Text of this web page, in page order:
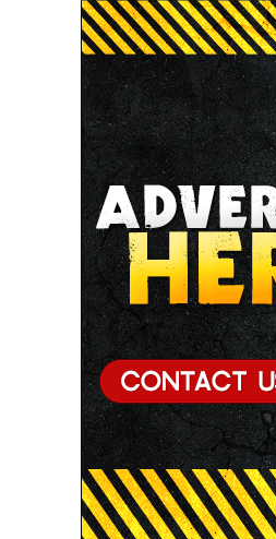
● जन-कल्याणकारी तथा हितग्राही मूलक
प्रभावी बनाने के लिए अनुशंसाएं देने उच्च
● मध्यप्रदेश में सृजन संवाद अभियान का